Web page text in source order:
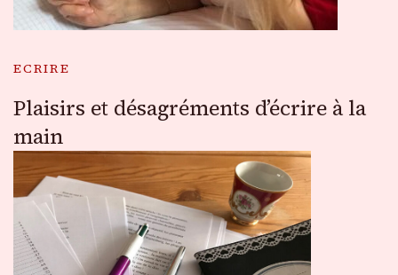
ECRIRE
Plaisirs et désagréments d’écrire à la
main